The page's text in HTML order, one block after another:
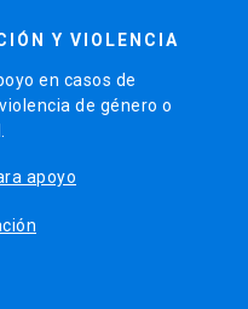
Y VIOLENCIA
en casos de
de género o
apoyo